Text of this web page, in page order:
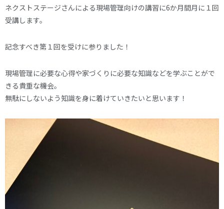
ネクストステージさんによる現場管理向けの講習に6か月間月に１回
受講します。
記念すべき第１回を受けに参りました！
現場管理に必要な心得や家づくりに必要な知識などを学ぶことがで
きる貴重な機会。
無駄にしないよう知識を身に着けていきたいと思います！